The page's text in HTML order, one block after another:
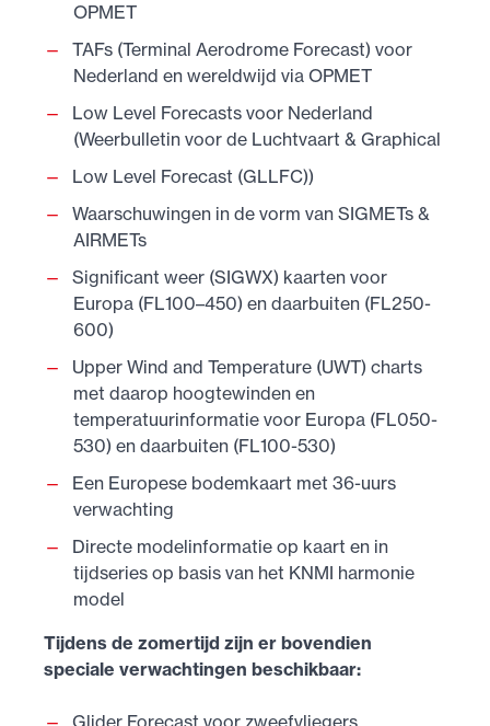
OPMET
TAFs (Terminal Aerodrome Forecast) voor
Nederland en wereldwijd via OPMET
Low Level Forecasts voor Nederland
(Weerbulletin voor de Luchtvaart & Graphical
Low Level Forecast (GLLFC))
Waarschuwingen in de vorm van SIGMETs &
AIRMETs
Significant weer (SIGWX) kaarten voor
Europa (FL100–450) en daarbuiten (FL250-
600)
Upper Wind and Temperature (UWT) charts
met daarop hoogtewinden en
temperatuurinformatie voor Europa (FL050-
530) en daarbuiten (FL100-530)
Een Europese bodemkaart met 36-uurs
verwachting
Directe modelinformatie op kaart en in
tijdseries op basis van het KNMI harmonie
model
Tijdens de zomertijd zijn er bovendien
speciale verwachtingen beschikbaar:
Glider Forecast voor zweefvliegers